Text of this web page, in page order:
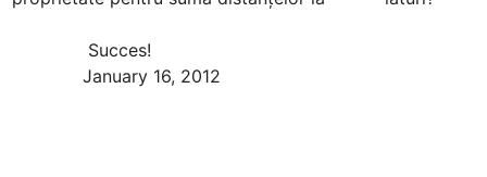
             January 16, 2012